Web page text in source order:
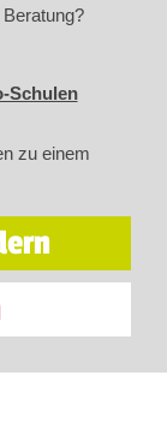
Schulen
zu einem